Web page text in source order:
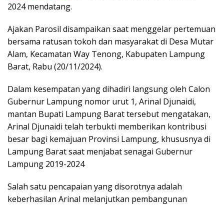
2024 mendatang.
Ajakan Parosil disampaikan saat menggelar pertemuan
bersama ratusan tokoh dan masyarakat di Desa Mutar
Alam, Kecamatan Way Tenong, Kabupaten Lampung
Barat, Rabu (20/11/2024).
Dalam kesempatan yang dihadiri langsung oleh Calon
Gubernur Lampung nomor urut 1, Arinal Djunaidi,
mantan Bupati Lampung Barat tersebut mengatakan,
Arinal Djunaidi telah terbukti memberikan kontribusi
besar bagi kemajuan Provinsi Lampung, khususnya di
Lampung Barat saat menjabat senagai Gubernur
Lampung 2019-2024
Salah satu pencapaian yang disorotnya adalah
keberhasilan Arinal melanjutkan pembangunan